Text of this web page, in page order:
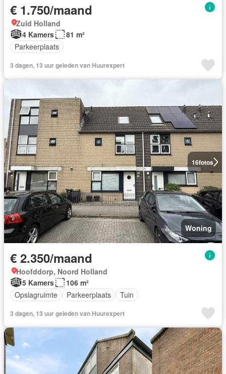
€ 1.750/maand
Zuid Holland
4 Kamers
81 m²
Parkeerplaats
3 dagen, 13 uur geleden van Huurexpert
16fotos
Woning
€ 2.350/maand
Hoofddorp, Noord Holland
5 Kamers
106 m²
Opslagruimte
Parkeerplaats Tuin
3 dagen, 13 uur geleden van Huurexpert